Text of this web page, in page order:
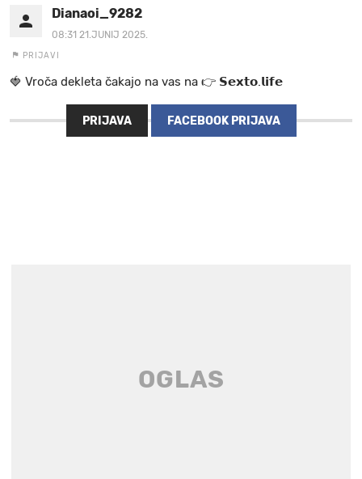
Dianaoi_9282
08:31 21.JUNIJ 2025.
PRIJAVI
🍓 V r o č a d e k l e t a ča k a jo na va s n a 👉 𝗦𝗲𝘅𝘁𝗼.𝗹𝗶𝗳𝗲
PRIJAVA FACEBOOK PRIJAVA